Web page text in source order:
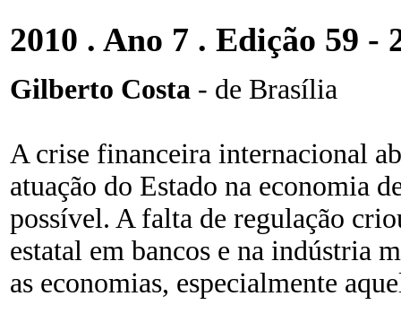
2010 . Ano 7 . Edição 59 -
Gilberto Costa - de Brasília
A crise financeira internacional
atuação do Estado na economia
possível. A falta de regulação
estatal em bancos e na indústria
as economias, especialmente